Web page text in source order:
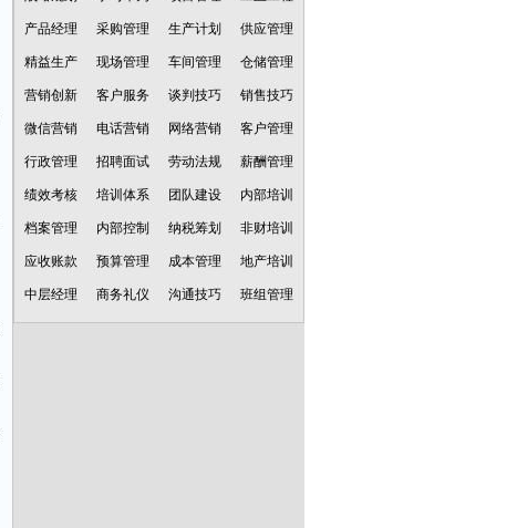
产品经理 采购管理 生产计划 供应管理
精益生产 现场管理 车间管理 仓储管理
营销创新 客户服务 谈判技巧 销售技巧
微信营销 电话营销 网络营销 客户管理
行政管理 招聘面试 劳动法规 薪酬管理
绩效考核 培训体系 团队建设 内部培训
档案管理 内部控制 纳税筹划 非财培训
应收账款 预算管理 成本管理 地产培训
中层经理 商务礼仪 沟通技巧 班组管理